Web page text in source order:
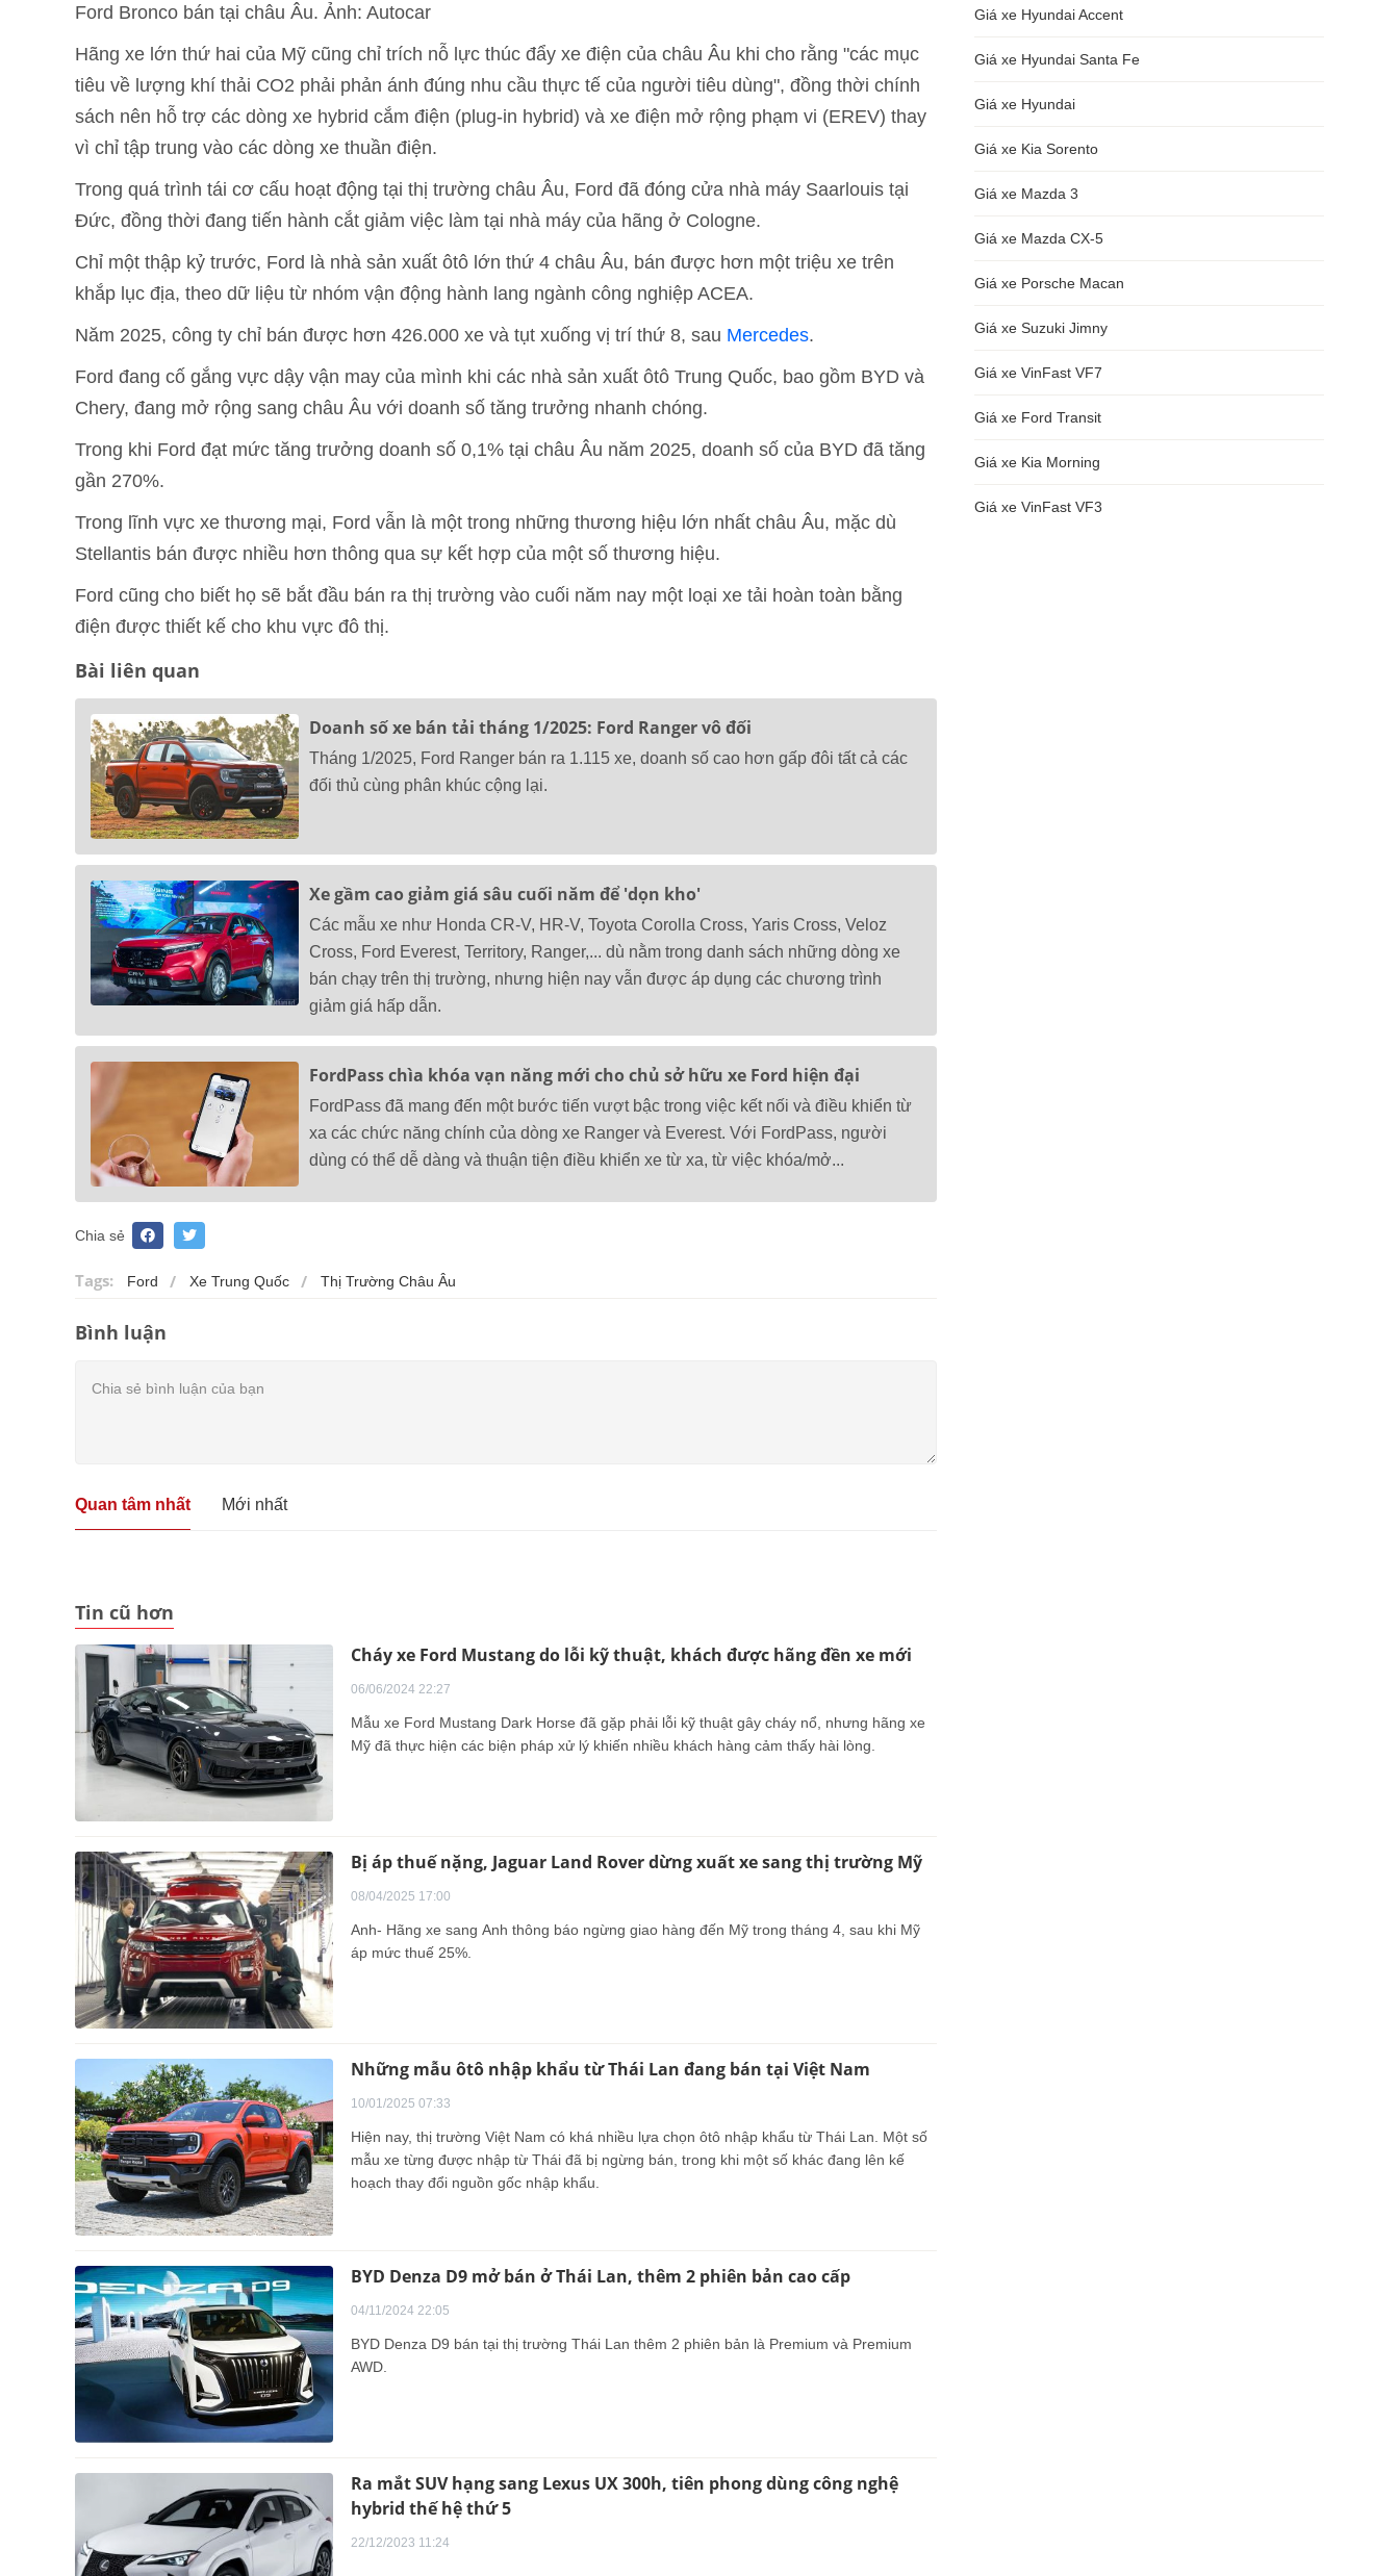
Ford Bronco bán tại châu Âu. Ảnh: Autocar
Hãng xe lớn thứ hai của Mỹ cũng chỉ trích nỗ lực thúc đẩy xe điện của châu Âu khi cho rằng "các mục
tiêu về lượng khí thải CO2 phải phản ánh đúng nhu cầu thực tế của người tiêu dùng", đồng thời chính
sách nên hỗ trợ các dòng xe hybrid cắm điện (plug-in hybrid) và xe điện mở rộng phạm vi (EREV) thay
vì chỉ tập trung vào các dòng xe thuần điện.
Trong quá trình tái cơ cấu hoạt động tại thị trường châu Âu, Ford đã đóng cửa nhà máy Saarlouis tại
Đức, đồng thời đang tiến hành cắt giảm việc làm tại nhà máy của hãng ở Cologne.
Chỉ một thập kỷ trước, Ford là nhà sản xuất ôtô lớn thứ 4 châu Âu, bán được hơn một triệu xe trên
khắp lục địa, theo dữ liệu từ nhóm vận động hành lang ngành công nghiệp ACEA.
Năm 2025, công ty chỉ bán được hơn 426.000 xe và tụt xuống vị trí thứ 8, sau Mercedes.
Ford đang cố gắng vực dậy vận may của mình khi các nhà sản xuất ôtô Trung Quốc, bao gồm BYD và
Chery, đang mở rộng sang châu Âu với doanh số tăng trưởng nhanh chóng.
Trong khi Ford đạt mức tăng trưởng doanh số 0,1% tại châu Âu năm 2025, doanh số của BYD đã tăng
gần 270%.
Trong lĩnh vực xe thương mại, Ford vẫn là một trong những thương hiệu lớn nhất châu Âu, mặc dù
Stellantis bán được nhiều hơn thông qua sự kết hợp của một số thương hiệu.
Ford cũng cho biết họ sẽ bắt đầu bán ra thị trường vào cuối năm nay một loại xe tải hoàn toàn bằng
điện được thiết kế cho khu vực đô thị.
Bài liên quan
Doanh số xe bán tải tháng 1/2025: Ford Ranger vô đối
Tháng 1/2025, Ford Ranger bán ra 1.115 xe, doanh số cao hơn gấp đôi tất cả các
đối thủ cùng phân khúc cộng lại.
Xe gầm cao giảm giá sâu cuối năm để 'dọn kho'
Các mẫu xe như Honda CR-V, HR-V, Toyota Corolla Cross, Yaris Cross, Veloz
Cross, Ford Everest, Territory, Ranger,... dù nằm trong danh sách những dòng xe
bán chạy trên thị trường, nhưng hiện nay vẫn được áp dụng các chương trình
giảm giá hấp dẫn.
FordPass chìa khóa vạn năng mới cho chủ sở hữu xe Ford hiện đại
FordPass đã mang đến một bước tiến vượt bậc trong việc kết nối và điều khiển từ
xa các chức năng chính của dòng xe Ranger và Everest. Với FordPass, người
dùng có thể dễ dàng và thuận tiện điều khiển xe từ xa, từ việc khóa/mở...
Chia sẻ
Tags: Ford Xe Trung Quốc Thị Trường Châu Âu
Bình luận
Quan tâm nhất Mới nhất
Tin cũ hơn
Cháy xe Ford Mustang do lỗi kỹ thuật, khách được hãng đền xe mới
06/06/2024 22:27
Mẫu xe Ford Mustang Dark Horse đã gặp phải lỗi kỹ thuật gây cháy nổ, nhưng hãng xe
Mỹ đã thực hiện các biện pháp xử lý khiến nhiều khách hàng cảm thấy hài lòng.
Bị áp thuế nặng, Jaguar Land Rover dừng xuất xe sang thị trường Mỹ
08/04/2025 17:00
Anh- Hãng xe sang Anh thông báo ngừng giao hàng đến Mỹ trong tháng 4, sau khi Mỹ
áp mức thuế 25%.
Những mẫu ôtô nhập khẩu từ Thái Lan đang bán tại Việt Nam
10/01/2025 07:33
Hiện nay, thị trường Việt Nam có khá nhiều lựa chọn ôtô nhập khẩu từ Thái Lan. Một số
mẫu xe từng được nhập từ Thái đã bị ngừng bán, trong khi một số khác đang lên kế
hoạch thay đổi nguồn gốc nhập khẩu.
BYD Denza D9 mở bán ở Thái Lan, thêm 2 phiên bản cao cấp
04/11/2024 22:05
BYD Denza D9 bán tại thị trường Thái Lan thêm 2 phiên bản là Premium và Premium
AWD.
Ra mắt SUV hạng sang Lexus UX 300h, tiên phong dùng công nghệ
hybrid thế hệ thứ 5
22/12/2023 11:24
Giá xe Hyundai Accent
Giá xe Hyundai Santa Fe
Giá xe Hyundai
Giá xe Kia Sorento
Giá xe Mazda 3
Giá xe Mazda CX-5
Giá xe Porsche Macan
Giá xe Suzuki Jimny
Giá xe VinFast VF7
Giá xe Ford Transit
Giá xe Kia Morning
Giá xe VinFast VF3